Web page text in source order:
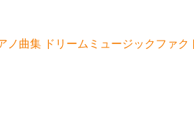
曲集 ドリームミュージックファク